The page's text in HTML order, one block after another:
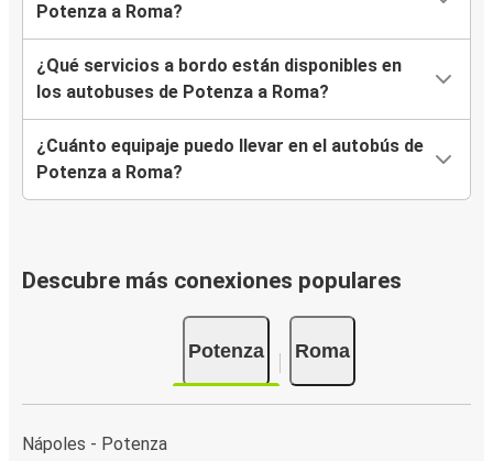
Potenza a Roma?
¿Qué servicios a bordo están disponibles en
los autobuses de Potenza a Roma?
¿Cuánto equipaje puedo llevar en el autobús de
Potenza a Roma?
Descubre más conexiones populares
Potenza Roma
Nápoles - Potenza